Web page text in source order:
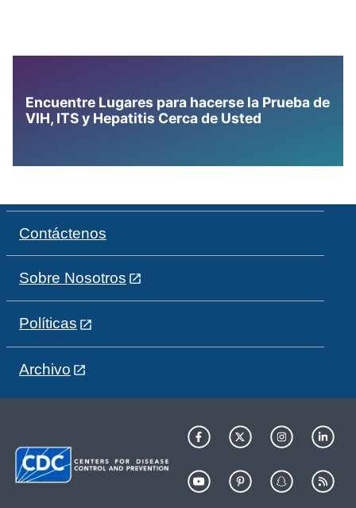
Encuentre Lugares para hacerse la Prueba de
VIH, ITS y Hepatitis Cerca de Usted
Contáctenos
Sobre Nosotros
Políticas
Archivo